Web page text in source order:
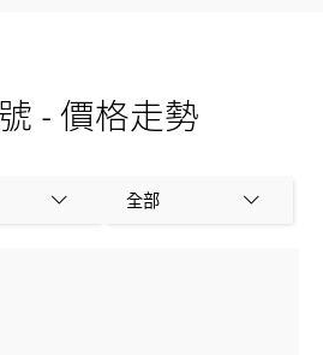
- 價格走勢
全部